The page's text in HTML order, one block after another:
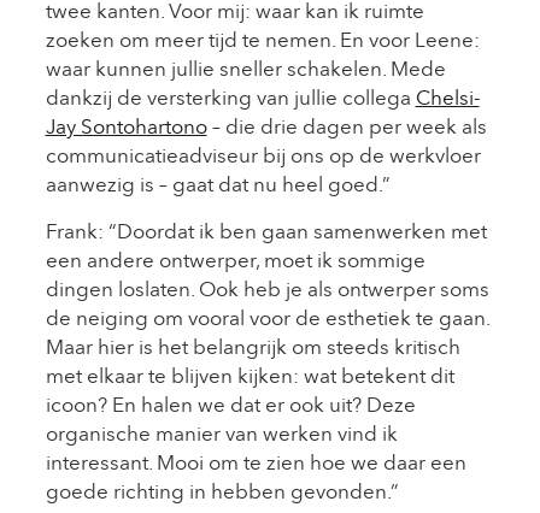
twee kanten. Voor mij: waar kan ik ruimte
zoeken om meer tijd te nemen. En voor Leene:
waar kunnen jullie sneller schakelen. Mede
dankzij de versterking van jullie collega Chelsi-
Jay Sontohartono– die drie dagen per week als
communicatieadviseur bij ons op de werkvloer
aanwezig is – gaat dat nu heel goed.”
Frank: “Doordat ik ben gaan samenwerken met
een andere ontwerper, moet ik sommige
dingen loslaten. Ook heb je als ontwerper soms
de neiging om vooral voor de esthetiek te gaan.
Maar hier is het belangrijk om steeds kritisch
met elkaar te blijven kijken: wat betekent dit
icoon? En halen we dat er ook uit? Deze
organische manier van werken vind ik
interessant. Mooi om te zien hoe we daar een
goede richting in hebben gevonden.”